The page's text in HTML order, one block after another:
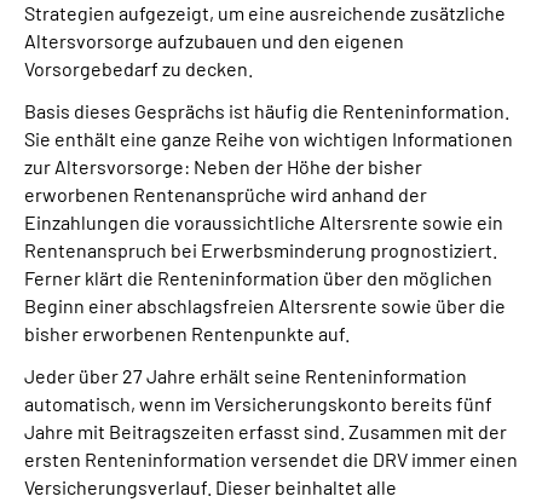
Strategien aufgezeigt, um eine ausreichende zusätzliche
Altersvorsorge aufzubauen und den eigenen
Vorsorgebedarf zu decken.
Basis dieses Gesprächs ist häufig die Renteninformation.
Sie enthält eine ganze Reihe von wichtigen Informationen
zur Altersvorsorge: Neben der Höhe der bisher
erworbenen Rentenansprüche wird anhand der
Einzahlungen die voraussichtliche Altersrente sowie ein
Rentenanspruch bei Erwerbsminderung prognostiziert.
Ferner klärt die Renteninformation über den möglichen
Beginn einer abschlagsfreien Altersrente sowie über die
bisher erworbenen Rentenpunkte auf.
Jeder über 27 Jahre erhält seine Renteninformation
automatisch, wenn im Versicherungskonto bereits fünf
Jahre mit Beitragszeiten erfasst sind. Zusammen mit der
ersten Renteninformation versendet die DRV immer einen
Versicherungsverlauf. Dieser beinhaltet alle